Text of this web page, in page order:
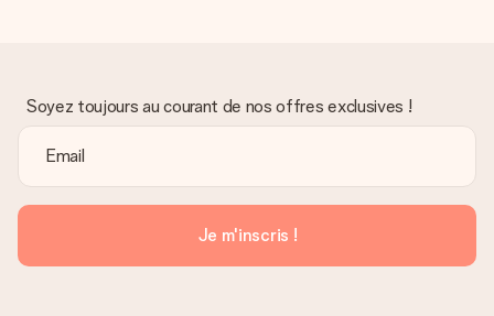
Soyez toujours au courant de nos offres exclusives !
Je m'inscris !